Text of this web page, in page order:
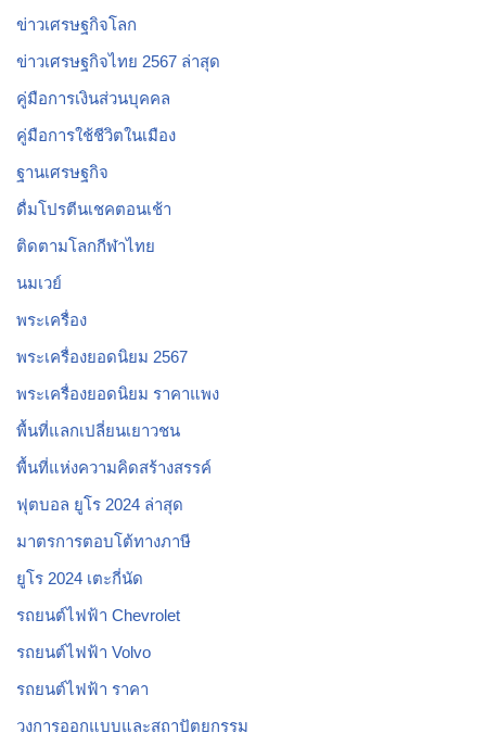
ข่าวเศรษฐกิจโลก
ข่าวเศรษฐกิจไทย 2567 ล่าสุด
คู่มือการเงินส่วนบุคคล
คู่มือการใช้ชีวิตในเมือง
ฐานเศรษฐกิจ
ดื่มโปรตีนเชคตอนเช้า
ติดตามโลกกีฬาไทย
นมเวย์
พระเครื่อง
พระเครื่องยอดนิยม 2567
พระเครื่องยอดนิยม ราคาแพง
พื้นที่แลกเปลี่ยนเยาวชน
พื้นที่แห่งความคิดสร้างสรรค์
ฟุตบอล ยูโร 2024 ล่าสุด
มาตรการตอบโต้ทางภาษี
ยูโร 2024 เตะกี่นัด
รถยนต์ไฟฟ้า Chevrolet
รถยนต์ไฟฟ้า Volvo
รถยนต์ไฟฟ้า ราคา
วงการออกแบบและสถาปัตยกรรม